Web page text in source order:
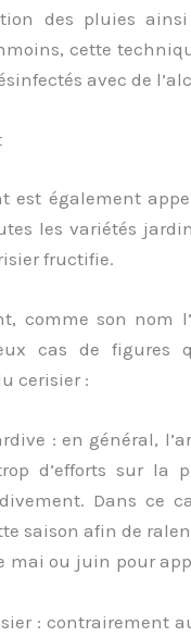
des pluies
cette
avec de
est également
les variétés
fructifie.
comme son nom
cas de figures
cerisier :
: en général,
d’efforts sur la
Dans ce
saison afin de
mai ou juin pour
: contrairement